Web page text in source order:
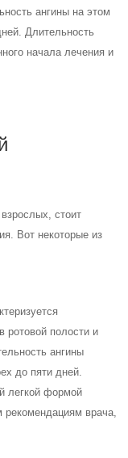
ангины на этом
Длительность
начала лечения и
стоит
Вот некоторые из
ротовой полости и
ангины
до пяти дней.
легкой формой
рекомендациям врача,